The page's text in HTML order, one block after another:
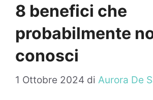
8 benefici che
probabilmente
conosci
1 Ottobre 2024 di Aurora De